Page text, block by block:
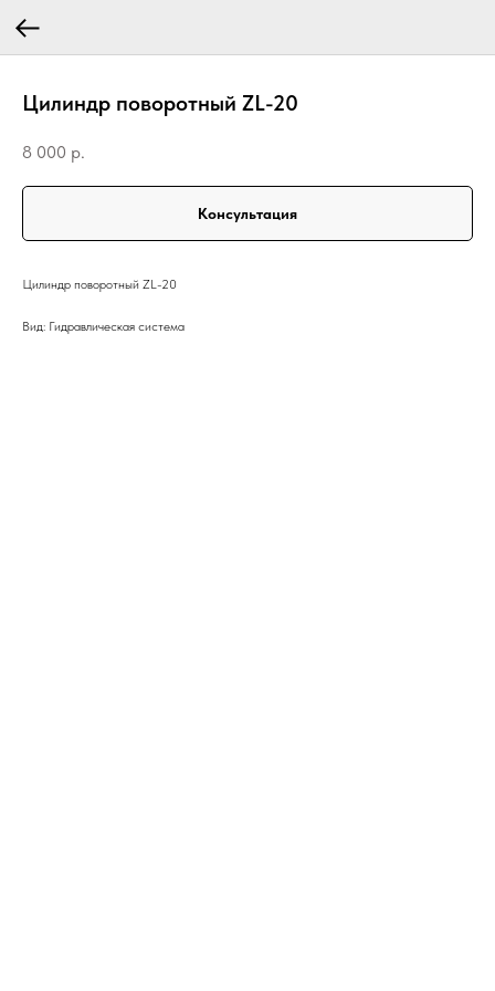
Цилиндр поворотный ZL-20
8 000 р.
Консультация
Цилиндр поворотный ZL-20
Вид: Гидравлическая система